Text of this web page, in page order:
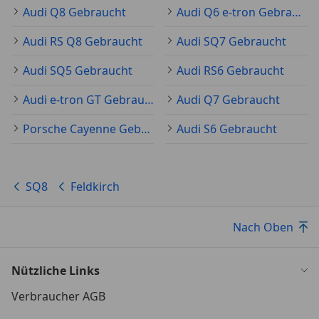
Audi Q8 Gebraucht
Audi Q6 e-tron Gebraucht
Audi RS Q8 Gebraucht
Audi SQ7 Gebraucht
Audi SQ5 Gebraucht
Audi RS6 Gebraucht
Audi e-tron GT Gebraucht
Audi Q7 Gebraucht
Porsche Cayenne Gebraucht
Audi S6 Gebraucht
SQ8 Feldkirch
Nach Oben
Nützliche Links
Verbraucher AGB